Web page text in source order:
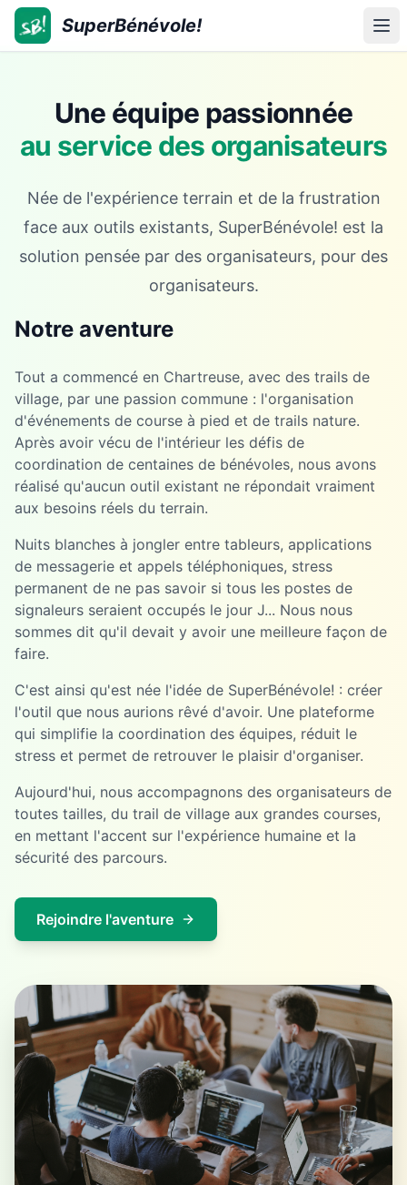
SuperBénévole!
SuperBénévole!
Une équipe passionnée
au service des organisateurs
Née de l'expérience terrain et de la frustration
face aux outils existants, SuperBénévole! est la
solution pensée par des organisateurs, pour des
organisateurs.
Notre aventure
Tout a commencé en Chartreuse, avec des trails de
village, par une passion commune : l'organisation
d'événements de course à pied et de trails nature.
Après avoir vécu de l'intérieur les défis de
coordination de centaines de bénévoles, nous avons
réalisé qu'aucun outil existant ne répondait vraiment
aux besoins réels du terrain.
Nuits blanches à jongler entre tableurs, applications
de messagerie et appels téléphoniques, stress
permanent de ne pas savoir si tous les postes de
signaleurs seraient occupés le jour J... Nous nous
sommes dit qu'il devait y avoir une meilleure façon de
faire.
C'est ainsi qu'est née l'idée de SuperBénévole! : créer
l'outil que nous aurions rêvé d'avoir. Une plateforme
qui simplifie la coordination des équipes, réduit le
stress et permet de retrouver le plaisir d'organiser.
Aujourd'hui, nous accompagnons des organisateurs de
toutes tailles, du trail de village aux grandes courses,
en mettant l'accent sur l'expérience humaine et la
sécurité des parcours.
Rejoindre l'aventure